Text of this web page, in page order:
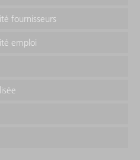
fournisseurs
emploi